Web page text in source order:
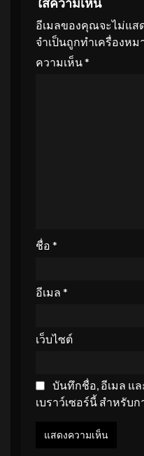
อีเมลของคุณจะไม่แส
จำเป็นถูกทำเครื่องหม
ความเห็น*
ชื่อ *
อีเมล *
เว็บไซต์
บันทึกชื่อ, อีเมล แ
เบราว์เซอร์นี้ สำหรับ